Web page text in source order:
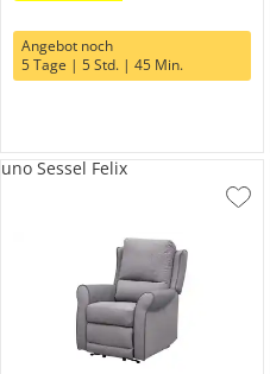
Angebot noch
5 Tage | 5 Std. | 45 Min.
uno Sessel Felix